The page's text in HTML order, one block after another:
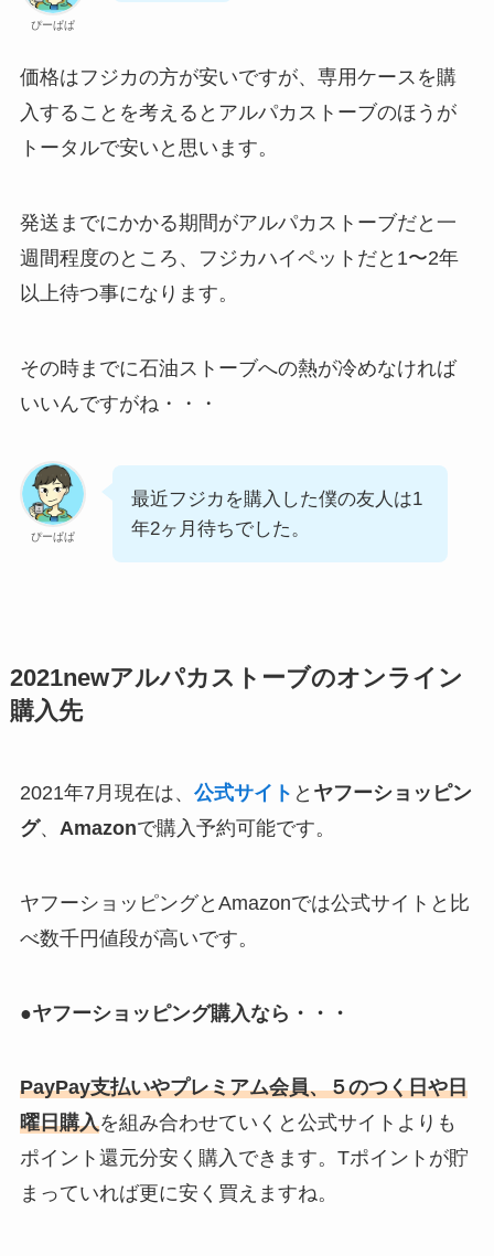
ぴーぱぱ
価格はフジカの方が安いですが、専用ケースを購
入することを考えるとアルパカストーブのほうが
トータルで安いと思います。
発送までにかかる期間がアルパカストーブだと一
週間程度のところ、フジカハイペットだと1〜2年
以上待つ事になります。
その時までに石油ストーブへの熱が冷めなければ
いいんですがね・・・
ぴーぱぱ
最近フジカを購入した僕の友人は1
年2ヶ月待ちでした。
2021newアルパカストーブのオンライン
購入先
2021年7月現在は、 公式サイト と ヤフーショッピン
グ、 Amazonで購入予約可能です。
ヤフーショッピングとAmazonでは公式サイトと比
べ数千円値段が高いです。
●ヤフーショッピング購入なら・・・
PayPay支払いやプレミアム会員、５のつく日や日
曜日購入を組み合わせていくと公式サイトよりも
ポイント還元分安く購入できます。Tポイントが貯
まっていれば更に安く買えますね。